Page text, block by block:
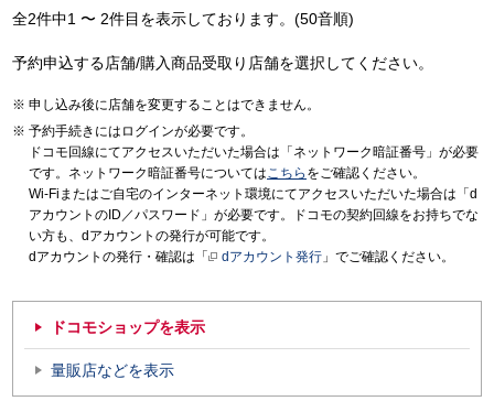
全2件中1 〜 2件目を表示しております。(50音順)
予約申込する店舗/購入商品受取り店舗を選択してください。
申し込み後に店舗を変更することはできません。
予約手続きにはログインが必要です。
ドコモ回線にてアクセスいただいた場合は「ネットワーク暗証番号」が必要
です。ネットワーク暗証番号についてはこちら をご確認ください。
Wi-Fiまたはご自宅のインターネット環境にてアクセスいただいた場合は「d
アカウントのID／パスワード」が必要です。ドコモの契約回線をお持ちでな
い方も、dアカウントの発行が可能です。
dアカウントの発行・確認は「
dアカウント発行 」でご確認ください。
ドコモショップを表示
量販店などを表示